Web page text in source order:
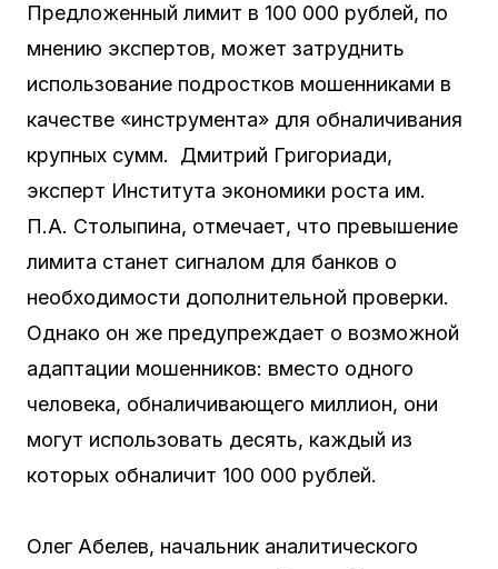
Предложенный лимит в 100 000 рублей, по
мнению экспертов, может затруднить
использование подростков мошенниками в
качестве «инструмента» для обналичивания
крупных сумм. Дмитрий Григориади,
эксперт Института экономики роста им.
П.А. Столыпина, отмечает, что превышение
лимита станет сигналом для банков о
необходимости дополнительной проверки.
Однако он же предупреждает о возможной
адаптации мошенников: вместо одного
человека, обналичивающего миллион, они
могут использовать десять, каждый из
которых обналичит 100 000 рублей.
Олег Абелев, начальник аналитического